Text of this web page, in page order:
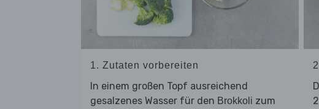
1. Zutaten vorbereiten
In einem großen Topf ausreichend
gesalzenes Wasser für den Brokkoli zum